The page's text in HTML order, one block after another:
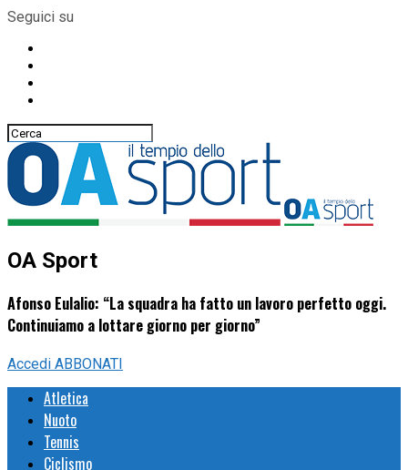
Seguici su
OA Sport
Afonso Eulalio: “La squadra ha fatto un lavoro perfetto oggi.
Continuiamo a lottare giorno per giorno”
Accedi ABBONATI
Atletica
Nuoto
Tennis
Ciclismo